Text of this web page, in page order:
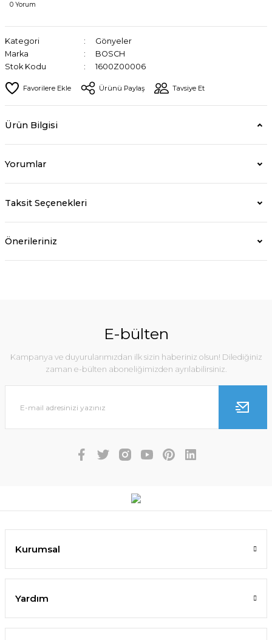
0 Yorum
Kategori
Gönyeler
Marka
BOSCH
Stok Kodu
1600Z00006
Ürünü Paylaş Tavsiye Et
Ürün Bilgisi
Yorumlar
Taksit Seçenekleri
Önerileriniz
E-bülten
Kampanya ve duyurularımızdan ilk sizin haberiniz olsun! Dilediğiniz
zaman e-bülten aboneliğimizden ayrılabilirsiniz.
Kurumsal
Yardım